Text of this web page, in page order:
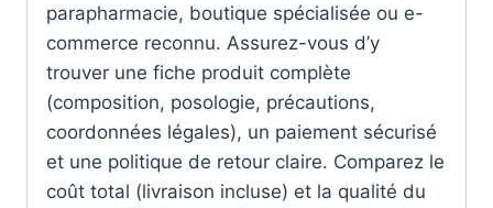
parapharmacie, boutique spécialisée ou e-
commerce reconnu. Assurez-vous d’y
trouver une fiche produit complète
(composition, posologie, précautions,
coordonnées légales), un paiement sécurisé
et une politique de retour claire. Comparez le
coût total (livraison incluse) et la qualité du